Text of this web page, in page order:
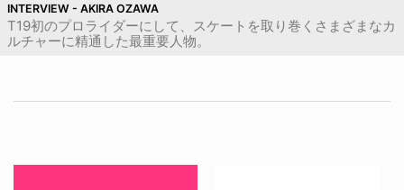
INTERVIEW - AKIRA OZAWA
T19初のプロライダーにして、スケートを取り巻くさまざまなカ
ルチャーに精通した最重要人物。